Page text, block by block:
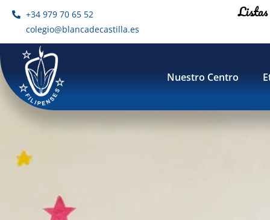
+34 979 70 65 52
colegio@blancadecastilla.es
Nuestro Centro
1º Ciclo de